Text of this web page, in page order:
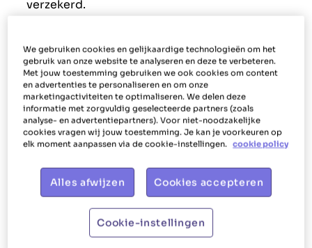
verzekerd.
werkgever.
❌Bij zwartwerk:
Je riskeert hoge boetes als de overheid
ontdekt dat je een huishoudhulp in het zwart
betaalt.
aansprakelijk , wat tot enorme kosten kan
leiden.
Er is geen contract, waardoor er geen officiële
afspraken zijn.
We gebruiken cookies en gelijkaardige technologieën om het
gebruik van onze website te analyseren en deze te verbeteren.
Met jouw toestemming gebruiken we ook cookies om content
en advertenties te personaliseren en om onze
marketingactiviteiten te optimaliseren. We delen deze
informatie met zorgvuldig geselecteerde partners (zoals
analyse- en advertentiepartners). Voor niet-noodzakelijke
cookies vragen wij jouw toestemming. Je kan je voorkeuren op
elk moment aanpassen via de cookie-instellingen. cookie policy
Alles afwijzen Cookies accepteren
Cookie-instellingen